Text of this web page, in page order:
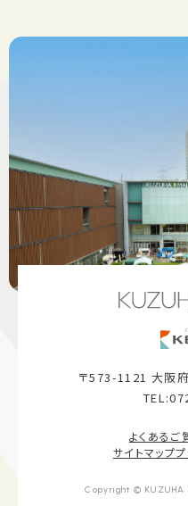
〒573-1121 大阪
よくあるご
サイトマップ
Copyright ©